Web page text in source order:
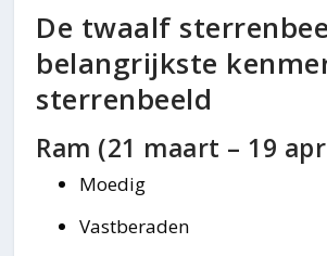
De twaalf
belangrijkste
sterrenbeeld
Ram (21 maart – 19
Moedig
Vastberaden